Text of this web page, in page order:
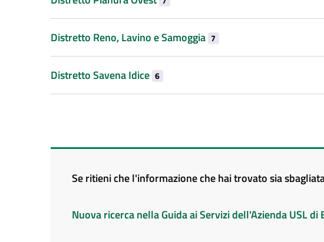
Distretto Reno, Lavino e Samoggia 7
Distretto Savena Idice 6
Se ritieni che l'informazione che hai trovato sia
Nuova ricerca nella Guida ai Servizi dell'Azienda USL di